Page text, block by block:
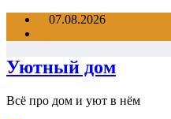
Перейти07.08.2026
Уютный дом
Всё про дом и уют в нём